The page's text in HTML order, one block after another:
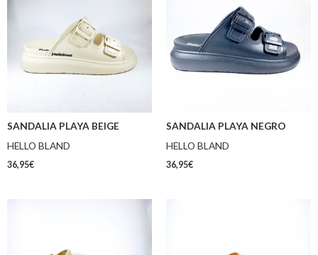
SANDALIA PLAYA BEIGE
HELLO BLAND
36,95€
SANDALIA PLAYA NEGRO
HELLO BLAND
36,95€